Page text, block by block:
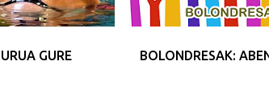
GURE
BOLONDRESAK: